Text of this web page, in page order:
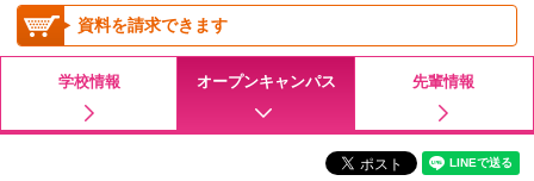
資料を請求できます
学校情報 オープンキャンパス 先輩情報